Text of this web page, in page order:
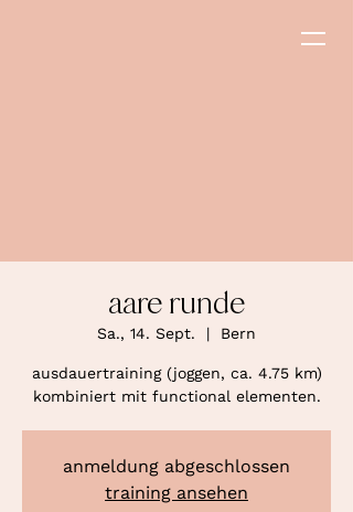
aare runde
Sa., 14. Sept.
  |
Bern
ausdauertraining (joggen, ca. 4.75 km)
kombiniert mit functional elementen.
anmeldung abgeschlossen
training ansehen